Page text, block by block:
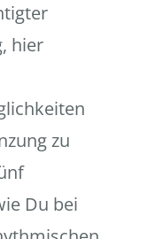
hier
zu
Du bei